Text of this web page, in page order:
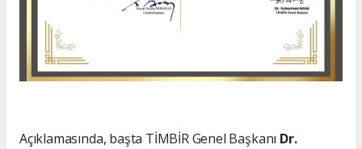
Açıklamasında, başta TİMBİR Genel Başkanı Dr.